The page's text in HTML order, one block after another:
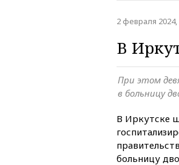
2 февраля 2024,
В
При этом
в больницу
В Иркутске
больницу